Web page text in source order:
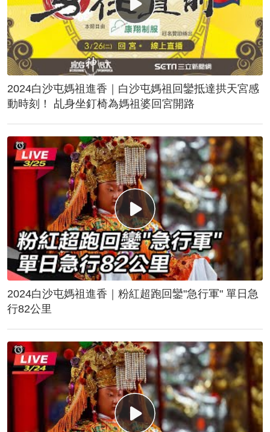
2024白沙屯媽祖進香｜白沙屯媽祖回鑾抵達拱天宮感
動時刻！ 乩身坐釘椅為媽祖婆回宮開路
2024白沙屯媽祖進香｜粉紅超跑回鑾"急行軍" 單日急
行82公里